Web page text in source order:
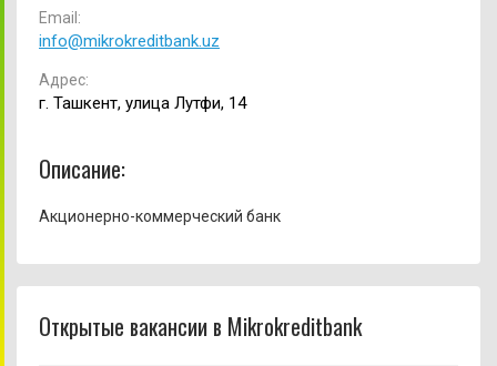
Email:
info@mikrokreditbank.uz
Адрес:
г. Ташкент, улица Лутфи, 14
Описание:
Акционерно-коммерческий банк
Открытые вакансии в Mikrokreditbank